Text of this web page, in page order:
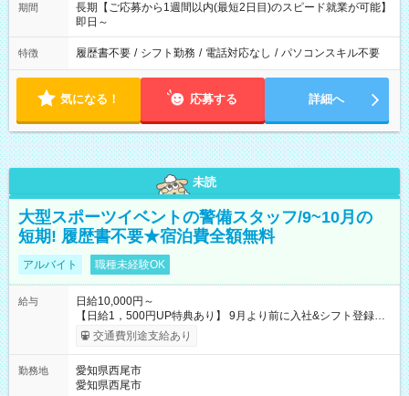
期間
長期【ご応募から1週間以内(最短2日目)のスピード就業が可能】
即日～
特徴 履歴書不要 / シフト勤務 / 電話対応なし / パソコンスキル不要
気になる！ 応募する 詳細へ
未読
大型スポーツイベントの警備スタッフ/9~10月の
短期! 履歴書不要★宿泊費全額無料
アルバイト 職種未経験OK
給与
日給10,000円～
【日給1，500円UP特典あり】 9月より前に入社&シフト登録す
ると 期間中(9/16~10/23) の日給がUP! 日給1万1500円でしっか
り稼げます♪ 【試用期間】試用期間なし
交通費別途支給あり
勤務地
愛知県西尾市
愛知県西尾市